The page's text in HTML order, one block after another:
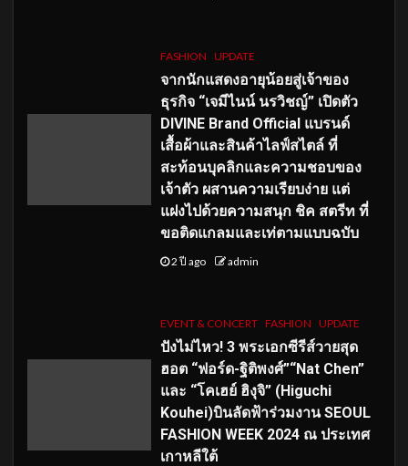
FASHION UPDATE
จากนักแสดงอายุน้อยสู่เจ้าของ
ธุรกิจ “เจมีไนน์ นรวิชญ์” เปิดตัว
DIVINE Brand Official แบรนด์
เสื้อผ้าและสินค้าไลฟ์สไตล์ ที่
สะท้อนบุคลิกและความชอบของ
เจ้าตัว ผสานความเรียบง่าย แต่
แฝงไปด้วยความสนุก ชิค สตรีท ที่
ขอติดแกลมและเท่ตามแบบฉบับ
2 ปี ago admin
EVENT & CONCERT FASHION UPDATE
ปังไม่ไหว! 3 พระเอกซีรีส์วายสุด
ฮอต “ฟอร์ด-ฐิติพงศ์”“Nat Chen”
และ “โคเฮย์ ฮิงุจิ” (Higuchi
Kouhei)บินลัดฟ้าร่วมงาน SEOUL
FASHION WEEK 2024 ณ ประเทศ
เกาหลีใต้